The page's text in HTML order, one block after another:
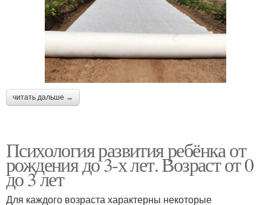
читать дальше →
Психология развития ребёнка от
рождения до 3-х лет. Возраст от 0
до 3 лет
Для каждого возраста характерны некоторые